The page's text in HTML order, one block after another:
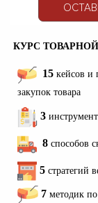
КУРС
15 кейсов и
закупок товара
3
8 способов
5 стратегий
7 методик